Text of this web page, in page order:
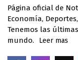
Página oficial de
Economía,
Tenemos las
mundo.
Leer mas